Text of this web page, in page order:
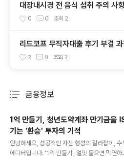
대장내시경 전 음식 섭취 주의 사
식 0 0 조회 2
리드코프 무직자대출 후기 부결
등 정보 총정리(2025년 기준)
2 0 조회 2
금융정보
1억 만들기, 청년도약계좌 만기금을
기는 '환승' 투자의 기적
안녕하세요, 성공적인 자산 형성의 길라잡이, 수
에디터입니다. '1억 만들기', 얼핏 들으면 막연하